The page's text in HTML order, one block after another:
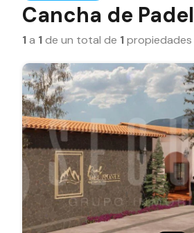
Cancha de Padel
1a 1de un total de 1propiedades